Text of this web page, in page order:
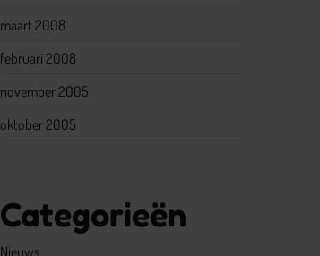
maart 2008
februari 2008
november 2005
oktober 2005
Categorieën
Nieuws